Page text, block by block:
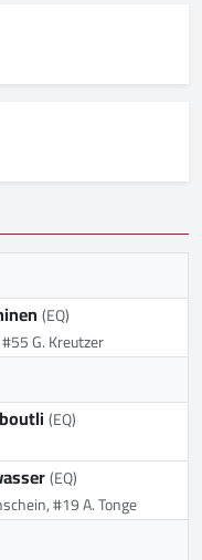
(EQ)
G. Kreutzer
(EQ)
(EQ)
#19 A. Tonge